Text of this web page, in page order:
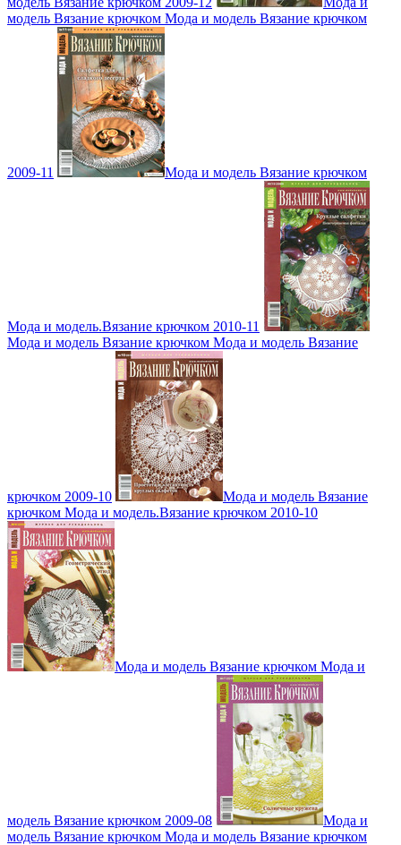
модель Вязание крючком Мода и модель Вязание крючком
2009-11 Мода и модель Вязание крючком
Мода и модель.Вязание крючком 2010-11
Мода и модель Вязание крючком Мода и модель Вязание
крючком 2009-10
Мода и модель Вязание
крючком Мода и модель.Вязание крючком 2010-10
Мода и модель Вязание крючком Мода и
модель Вязание крючком 2009-08
Мода и
модель Вязание крючком Мода и модель Вязание крючком